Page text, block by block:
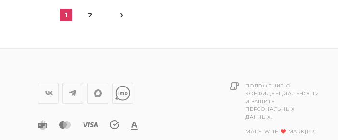
1 2
ПОЛОЖЕНИЕ О
КОНФИДЕНЦИАЛЬНОСТИ
И ЗАЩИТЕ
ПЕРСОНАЛЬНЫХ
ДАННЫХ.
MADE WITH MARK[PR]